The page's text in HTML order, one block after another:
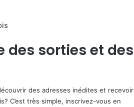
des sorties et des
des adresses inédites et recevoir
C’est très simple, inscrivez-vous en